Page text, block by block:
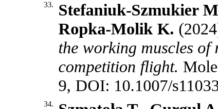
33.
Stefaniuk-Szmukier
Ropka-Molik K.
the working muscles
competition flight.
9, DOI: 10.1007/
34.